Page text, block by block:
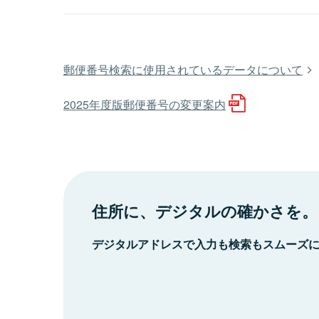
郵便番号検索に使用されているデータについて
2025年度版郵便番号の変更案内
住所に、デジタルの確かさを。
デジタルアドレスで入力も検索もスムーズ